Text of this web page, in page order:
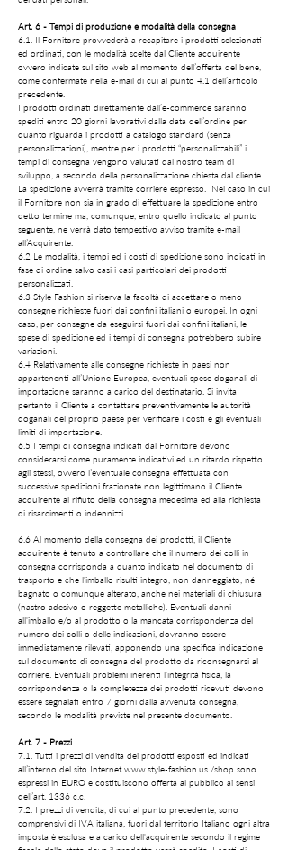
Art. 6 - Tempi di produzione e modalità della consegna
6.1. Il Fornitore provvederà a recapitare i prodotti selezionati
ed ordinati, con le modalità scelte dal Cliente acquirente
ovvero indicate sul sito web al momento dell’offerta del bene,
come confermate nella e-mail di cui al punto 4.1 dell’articolo
precedente.
I prodotti ordinati direttamente dall’e-commerce saranno
spediti entro 20 giorni lavorativi dalla data dell’ordine per
quanto riguarda i prodotti a catalogo standard (senza
personalizzazioni), mentre per i prodotti “personalizzabili” i
tempi di consegna vengono valutati dal nostro team di
sviluppo, a secondo della personalizzazione chiesta dal cliente.
La spedizione avverrà tramite corriere espresso. Nel caso in cui
il Fornitore non sia in grado di effettuare la spedizione entro
detto termine ma, comunque, entro quello indicato al punto
seguente, ne verrà dato tempestivo avviso tramite e-mail
all’Acquirente.
6.2 Le modalità, i tempi ed i costi di spedizione sono indicati in
fase di ordine salvo casi i casi particolari dei prodotti
personalizzati.
6.3 Style Fashion si riserva la facoltà di accettare o meno
consegne richieste fuori dai confini italiani o europei. In ogni
caso, per consegne da eseguirsi fuori dai confini italiani, le
spese di spedizione ed i tempi di consegna potrebbero subire
variazioni.
6.4 Relativamente alle consegne richieste in paesi non
appartenenti all’Unione Europea, eventuali spese doganali di
importazione saranno a carico del destinatario. Si invita
pertanto il Cliente a contattare preventivamente le autorità
doganali del proprio paese per verificare i costi e gli eventuali
limiti di importazione.
6.5 I tempi di consegna indicati dal Fornitore devono
considerarsi come puramente indicativi ed un ritardo rispetto
agli stessi, ovvero l’eventuale consegna effettuata con
successive spedizioni frazionate non legittimano il Cliente
acquirente al rifiuto della consegna medesima ed alla richiesta
di risarcimenti o indennizzi.
6.6 Al momento della consegna dei prodotti, il Cliente
acquirente è tenuto a controllare che il numero dei colli in
consegna corrisponda a quanto indicato nel documento di
trasporto e che l'imballo risulti integro, non danneggiato, né
bagnato o comunque alterato, anche nei materiali di chiusura
(nastro adesivo o reggette metalliche). Eventuali danni
all'imballo e/o al prodotto o la mancata corrispondenza del
numero dei colli o delle indicazioni, dovranno essere
immediatamente rilevati, apponendo una specifica indicazione
sul documento di consegna del prodotto da riconsegnarsi al
corriere. Eventuali problemi inerenti l'integrità fisica, la
corrispondenza o la completezza dei prodotti ricevuti devono
essere segnalati entro 7 giorni dalla avvenuta consegna,
secondo le modalità previste nel presente documento.
Art. 7 - Prezzi
7.1. Tutti i prezzi di vendita dei prodotti esposti ed indicati
all’interno del sito Internetwww.style-fashion.us /shop sono
espressi in EURO e costituiscono offerta al pubblico ai sensi
dell’art. 1336 c.c.
7.2. I prezzi di vendita, di cui al punto precedente, sono
comprensivi di IVA italiana, fuori dal territorio Italiano ogni altra
imposta è esclusa e a carico dell'acquirente secondo il regime